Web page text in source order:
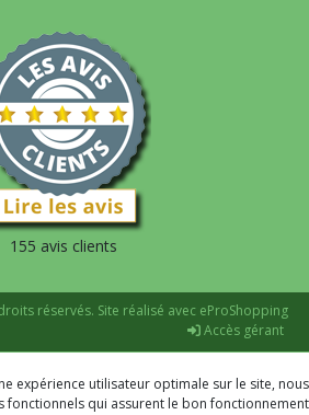
155 avis clients
réservés. Site réalisé avec eProShopping
Accès gérant
expérience utilisateur optimale sur le site, nous
fonctionnels qui assurent le bon fonctionnement